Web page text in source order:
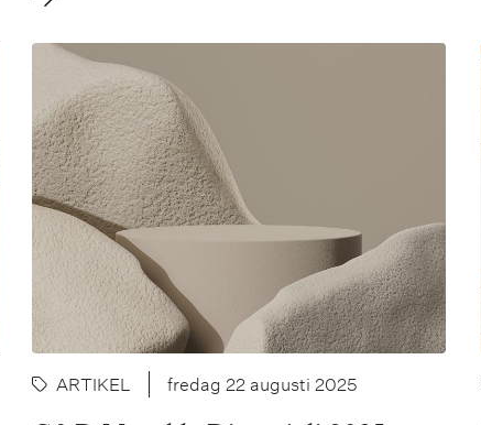
ARTIKEL fredag 22 augusti 2025